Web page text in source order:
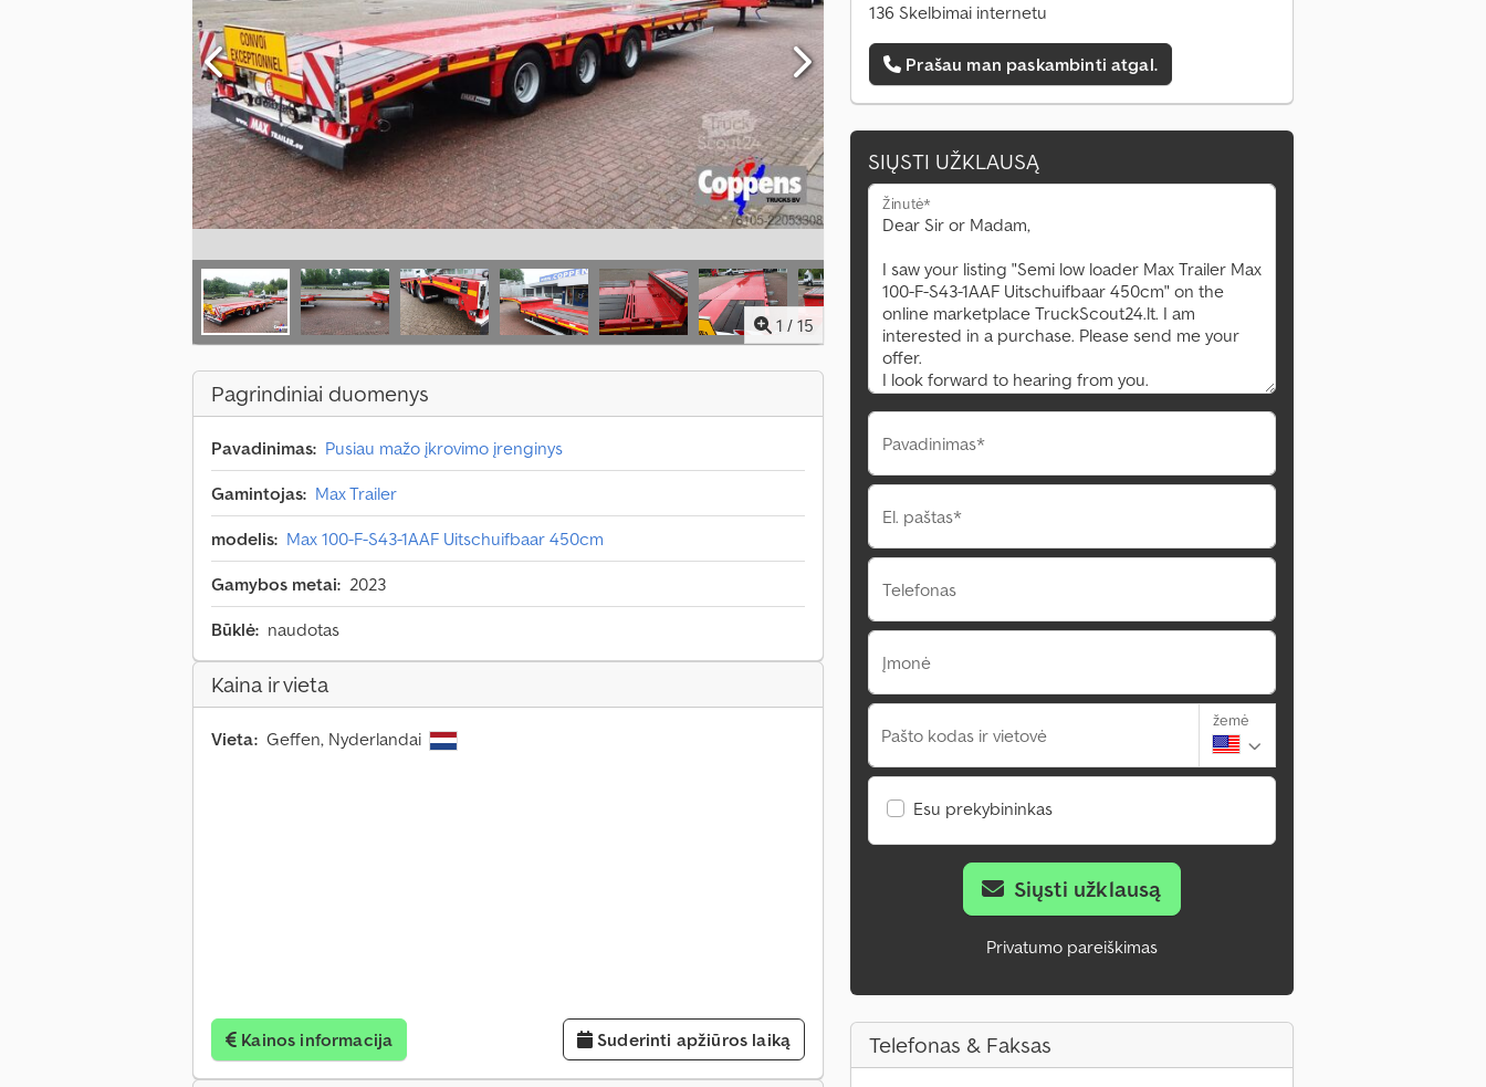
1 / 15
Pagrindiniai duomenys
Pavadinimas: Pusiau mažo įkrovimo įrenginys
Gamintojas: Max Trailer
modelis: Max 100-F-S43-1AAF Uitschuifbaar 450cm
Gamybos metai: 2023
Būklė: naudotas
Kaina ir vieta
Vieta: Geffen, Nyderlandai
Kainos informacija Suderinti apžiūros laiką
136 Skelbimai internetu
Prašau man paskambinti atgal.
SIŲSTI UŽKLAUSĄ
Žinutė*
Pavadinimas*
El. paštas*
Telefonas
Įmonė
Pašto kodas ir vietovė
žemė
Esu prekybininkas
Siųsti užklausą
Privatumo pareiškimas
Telefonas & Faksas